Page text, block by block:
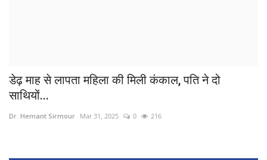
डेढ़ माह से लापता महिला की मिली कंकाल, पति ने दो
साथियों...
Dr. Hemant Sirmour Mar 31, 2025 0 216